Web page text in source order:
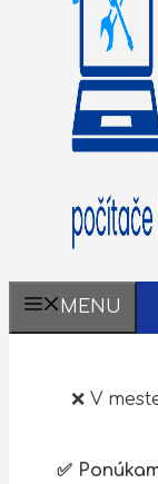
MENU
❌ V
✅